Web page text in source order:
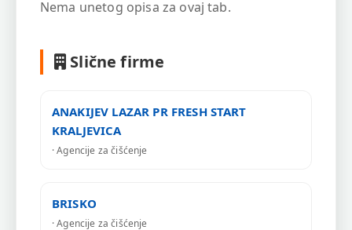
Nema unetog opisa za ovaj tab.
Slične firme
ANAKIJEV LAZAR PR FRESH START
KRALJEVICA
· Agencije za čišćenje
BRISKO
· Agencije za čišćenje